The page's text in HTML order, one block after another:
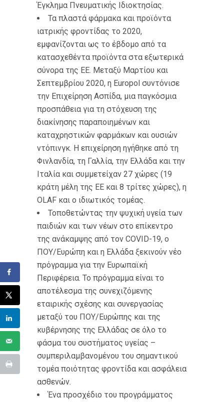
Έγκλημα Πνευματικής Ιδιοκτησίας.
Τα πλαστά φάρμακα και προϊόντα
ιατρικής φροντίδας το 2020,
εμφανίζονται ως το έβδομο από τα
κατασχεθέντα προϊόντα στα εξωτερικά
σύνορα της ΕΕ. Μεταξύ Μαρτίου και
Σεπτεμβρίου 2020, η Europol συντόνισε
την Επιχείρηση Ασπίδα, μια παγκόσμια
προσπάθεια για τη στόχευση της
διακίνησης παραποιημένων και
καταχρηστικών φαρμάκων και ουσιών
ντόπινγκ. Η επιχείρηση ηγήθηκε από τη
Φινλανδία, τη Γαλλία, την Ελλάδα και την
Ιταλία και συμμετείχαν 27 χώρες (19
κράτη μέλη της ΕΕ και 8 τρίτες χώρες), η
OLAF και ο ιδιωτικός τομέας.
Τοποθετώντας την ψυχική υγεία των
παιδιών και των νέων στο επίκεντρο
της ανάκαμψης από τον COVID-19, ο
ΠΟΥ/Ευρώπη και η Ελλάδα ξεκινούν νέο
πρόγραμμα για την Ευρωπαϊκή
Περιφέρεια. Το πρόγραμμα είναι το
αποτέλεσμα της συνεχιζόμενης
εταιρικής σχέσης και συνεργασίας
μεταξύ του ΠΟΥ/Ευρώπης και της
κυβέρνησης της Ελλάδας σε όλο το
φάσμα του συστήματος υγείας –
συμπεριλαμβανομένου του σημαντικού
τομέα ποιότητας φροντίδα και ασφάλεια
ασθενών.
Ένα προσχέδιο του προγράμματος